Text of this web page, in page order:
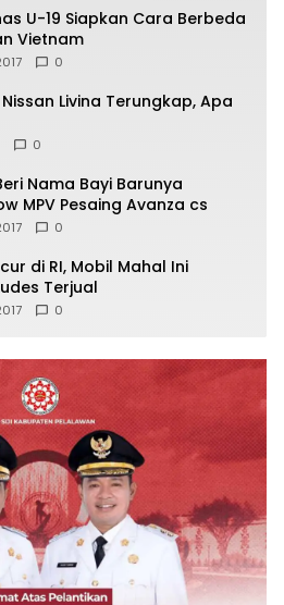
U-19 Siapkan Cara Berbeda
Vietnam
0
Livina Terungkap, Apa
0
Nama Bayi Barunya
MPV Pesaing Avanza cs
0
di RI, Mobil Mahal Ini
Terjual
0